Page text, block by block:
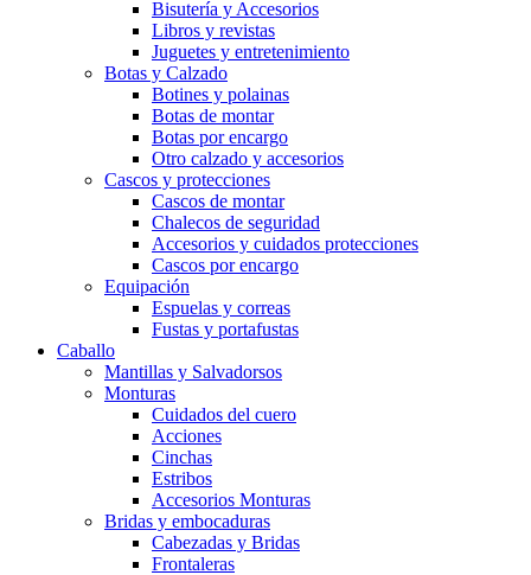
Bisutería y Accesorios
Libros y revistas
Juguetes y entretenimiento
Botas y Calzado
Botines y polainas
Botas de montar
Botas por encargo
Otro calzado y accesorios
Cascos y protecciones
Cascos de montar
Chalecos de seguridad
Accesorios y cuidados protecciones
Cascos por encargo
Equipación
Espuelas y correas
Fustas y portafustas
Caballo
Mantillas y Salvadorsos
Monturas
Cuidados del cuero
Acciones
Cinchas
Estribos
Accesorios Monturas
Bridas y embocaduras
Cabezadas y Bridas
Frontaleras